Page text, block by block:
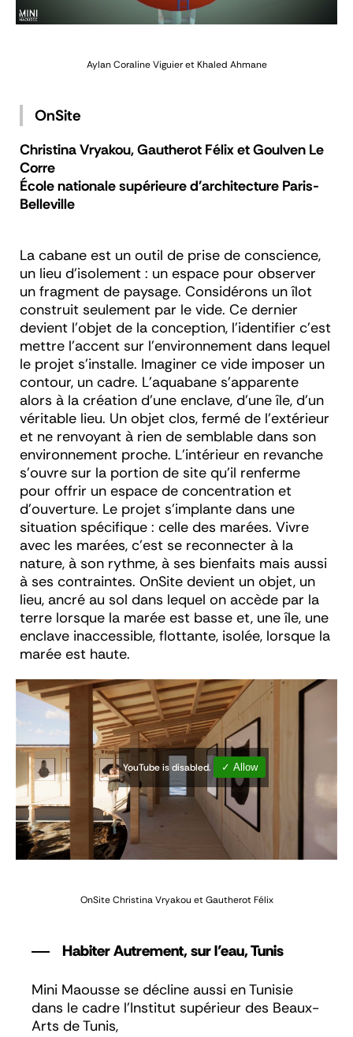
Aylan Coraline Viguier et Khaled Ahmane
OnSite
Christina Vryakou, Gautherot Félix etGoulven Le
Corre
École nationale supérieure d'architecture Paris-
Belleville
La cabane est un outil de prise de conscience,
un lieu d’isolement : un espace pour observer
un fragment de paysage. Considérons un îlot
construit seulement par le vide. Ce dernier
devient l’objet de la conception, l’identifier c’est
mettre l’accent sur l’environnement dans lequel
le projet s’installe. Imaginer ce vide imposer un
contour, un cadre. L’aquabane s’apparente
alors à la création d’une enclave, d’une île, d’un
véritable lieu. Un objet clos, fermé de l’extérieur
et ne renvoyant à rien de semblable dans son
environnement proche. L’intérieur en revanche
s’ouvre sur la portion de site qu’il renferme
pour offrir un espace de concentration et
d’ouverture. Le projet s’implante dans une
situation spécifique : celle des marées. Vivre
avec les marées, c’est se reconnecter à la
nature, à son rythme, à ses bienfaits mais aussi
à ses contraintes. OnSite devient un objet, un
lieu, ancré au sol dans lequel on accède par la
terre lorsque la marée est basse et, une île, une
enclave inaccessible, flottante, isolée, lorsque la
marée est haute.
YouTube is disabled. ✓ Allow
OnSite Christina Vryakou et Gautherot Félix
Habiter Autrement, sur l’eau, Tunis
Mini Maousse se décline aussi en Tunisie
dans le cadre l’Institut supérieur des Beaux-
Arts de Tunis,